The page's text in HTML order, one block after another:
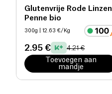
Glutenvrije Rode Linzen
Penne bio
300g | 12.63 €/Kg
2.95 € 4.21 €
Toevoegen aan
mandje